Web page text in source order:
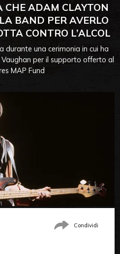
CHE ADAM CLAYTON
BAND PER AVERLO
CONTRO L’ALCOL
durante una cerimonia in cui ha
per il supporto offerto al
MAP Fund
Condividi